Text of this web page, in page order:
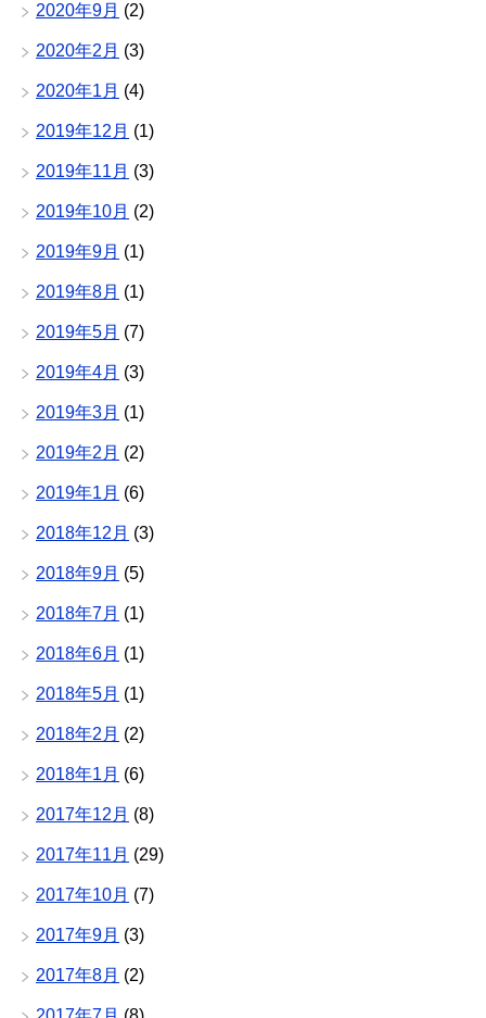
2020年9月 (2)
2020年2月 (3)
2020年1月 (4)
2019年12月 (1)
2019年11月 (3)
2019年10月 (2)
2019年9月 (1)
2019年8月 (1)
2019年5月 (7)
2019年4月 (3)
2019年3月 (1)
2019年2月 (2)
2019年1月 (6)
2018年12月 (3)
2018年9月 (5)
2018年7月 (1)
2018年6月 (1)
2018年5月 (1)
2018年2月 (2)
2018年1月 (6)
2017年12月 (8)
2017年11月 (29)
2017年10月 (7)
2017年9月 (3)
2017年8月 (2)